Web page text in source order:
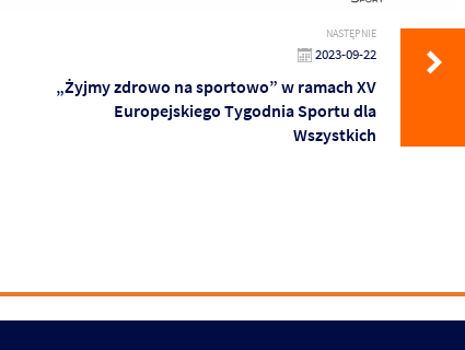
NASTĘPNIE
2023-09-22
„Żyjmy zdrowo na sportowo” w ramach XV
Europejskiego Tygodnia Sportu dla
Wszystkich